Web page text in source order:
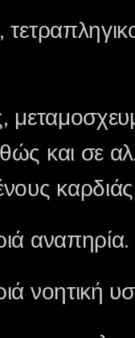
και σε
αναπηρία.
νοητική